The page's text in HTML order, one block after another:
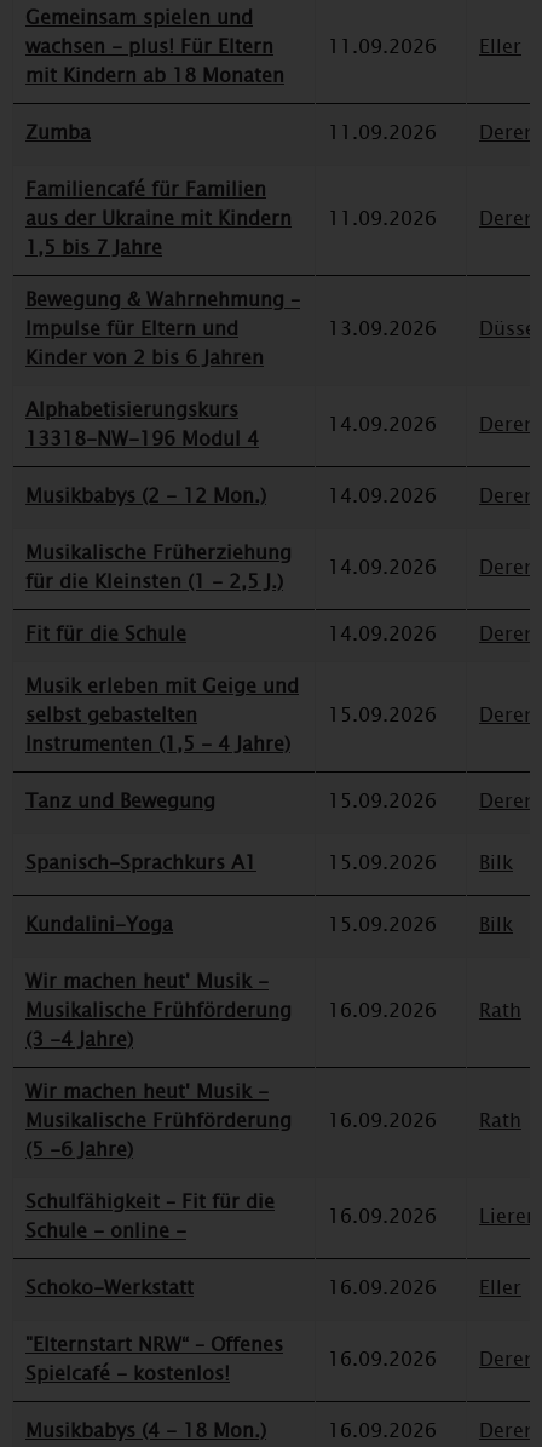
Gemeinsam spielen und
wachsen - plus! Für Eltern
mit Kindern ab 18 Monaten
11.09.2026 Eller
Zumba 11.09.2026
Familiencafé für Familien
aus der Ukraine mit Kindern
1,5 bis 7 Jahre
11.09.2026
Bewegung & Wahrnehmung –
Impulse für Eltern und
Kinder von 2 bis 6 Jahren
13.09.2026
Alphabetisierungskurs
13318-NW-196 Modul 4
14.09.2026
Musikbabys (2 - 12 Mon.) 14.09.2026
Musikalische Früherziehung
für die Kleinsten (1 - 2,5 J.)
14.09.2026
Fit für die Schule 14.09.2026
Musik erleben mit Geige und
selbst gebastelten
Instrumenten (1,5 - 4 Jahre)
15.09.2026
Tanz und Bewegung 15.09.2026
Spanisch-Sprachkurs A1 15.09.2026 Bilk
Kundalini-Yoga 15.09.2026
Bilk
Wir machen heut' Musik -
Musikalische Frühförderung
(3 -4 Jahre)
16.09.2026 Rath
Wir machen heut' Musik -
Musikalische Frühförderung
(5 -6 Jahre)
16.09.2026 Rath
Schulfähigkeit – Fit für die
Schule - online -
16.09.2026
Schoko-Werkstatt 16.09.2026
Eller
"Elternstart NRW“ – Offenes
Spielcafé - kostenlos!
16.09.2026
Musikbabys (4 - 18 Mon.) 16.09.2026